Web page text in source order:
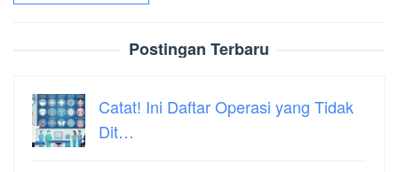
Postingan Terbaru
Catat! Ini Daftar Operasi yang Tidak
Dit…